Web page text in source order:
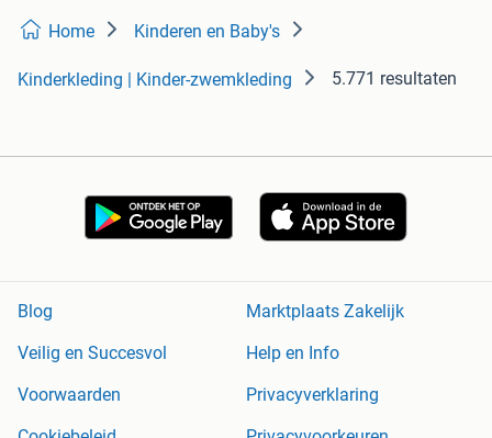
Home Kinderen en Baby's
Kinderkleding | Kinder-zwemkleding 5.771 resultaten
Blog
Marktplaats Zakelijk
Veilig en Succesvol
Help en Info
Voorwaarden
Privacyverklaring